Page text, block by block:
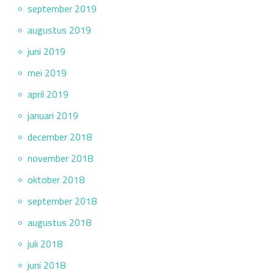
september 2019
augustus 2019
juni 2019
mei 2019
april 2019
januari 2019
december 2018
november 2018
oktober 2018
september 2018
augustus 2018
juli 2018
juni 2018